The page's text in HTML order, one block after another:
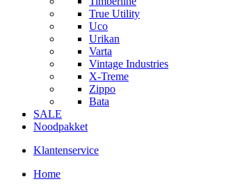
True Utility
Uco
Urikan
Varta
Vintage Industries
X-Treme
Zippo
Bata
SALE
Noodpakket
Klantenservice
Home